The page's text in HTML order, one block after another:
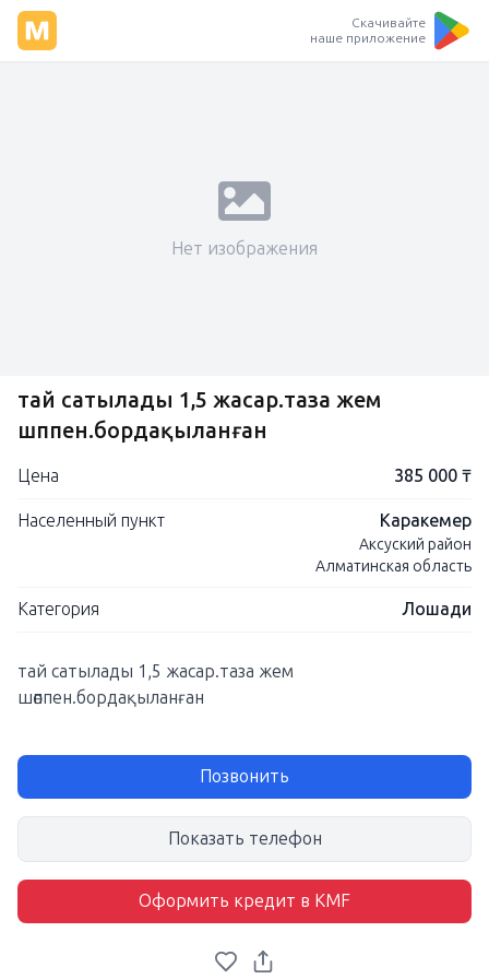
Скачивайте
наше приложение
Нет изображения
тай сатылады 1,5 жасар.таза жем
шөппен.бордақыланған
Цена 385 000 ₸
Населенный пункт Каракемер
Аксуский район
Алматинская область
Категория Лошади
тай сатылады 1,5 жасар.таза жем
шөппен.бордақыланған
Позвонить
Показать телефон
Оформить кредит в KMF